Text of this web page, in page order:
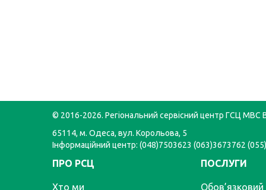
© 2016-2026. Регіональний сервісний центр ГСЦ МВС
65114, м. Одеса, вул. Корольова, 5
Інформаційний центр: (048)7503623 (063)3673762
ПРО РСЦ
Хто ми
ПОСЛУГИ
Обов’язковий